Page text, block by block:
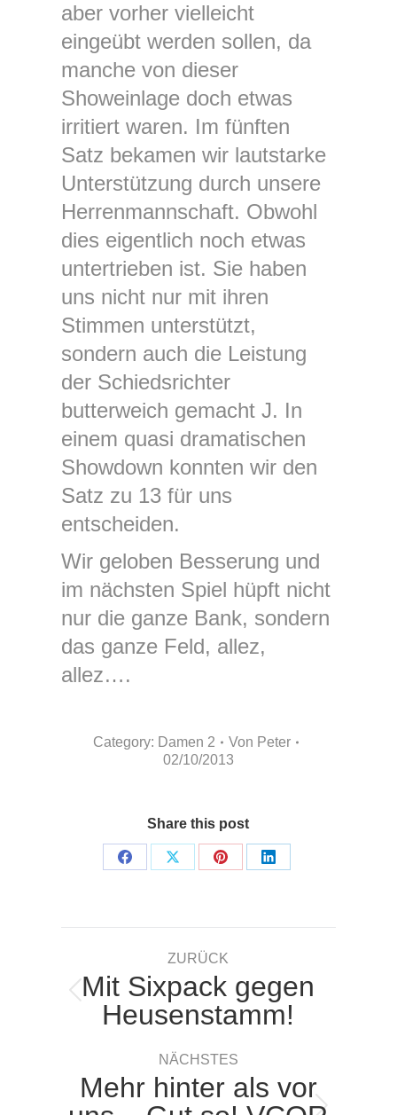
aber vorher vielleicht
eingeübt werden sollen, da
manche von dieser
Showeinlage doch etwas
irritiert waren. Im fünften
Satz bekamen wir lautstarke
Unterstützung durch unsere
Herrenmannschaft. Obwohl
dies eigentlich noch etwas
untertrieben ist. Sie haben
uns nicht nur mit ihren
Stimmen unterstützt,
sondern auch die Leistung
der Schiedsrichter
butterweich gemacht J. In
einem quasi dramatischen
Showdown konnten wir den
Satz zu 13 für uns
entscheiden.
Wir geloben Besserung und
im nächsten Spiel hüpft nicht
nur die ganze Bank, sondern
das ganze Feld, allez,
allez….
Category: Damen 2 Von Peter
02/10/2013
Share this post
Share
Share
Share
Share
ZURÜCK
Vorheriger
Beitrag:
Mit Sixpack gegen
Heusenstamm!
NÄCHSTES
Mehr hinter als vor